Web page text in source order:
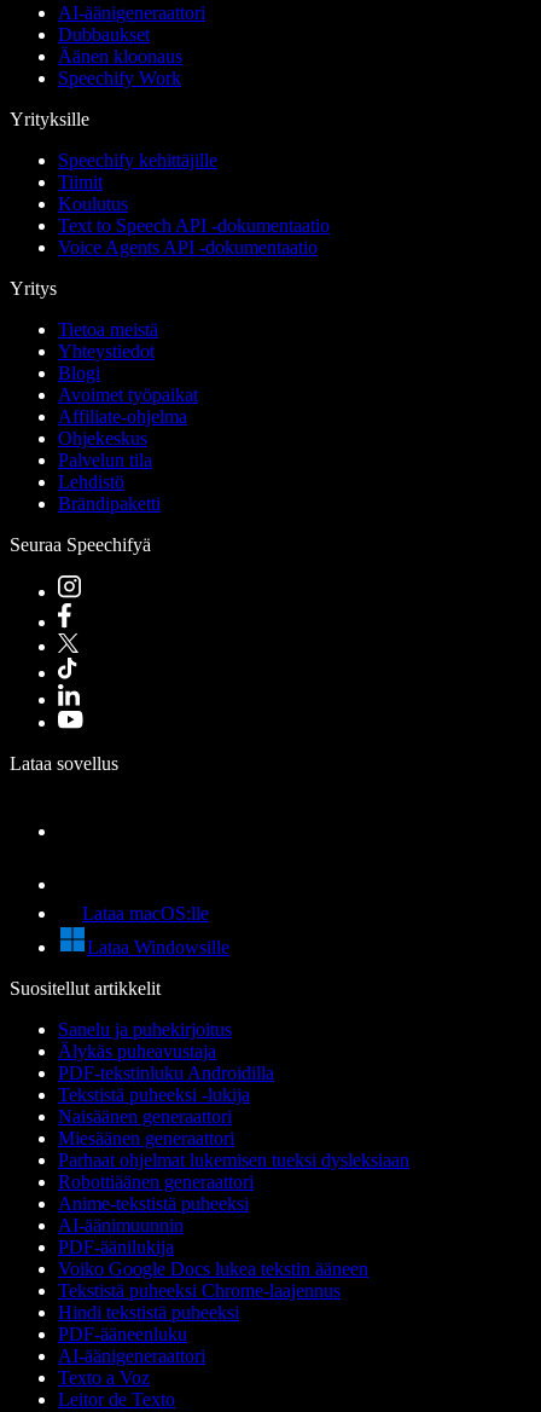
AI-äänigeneraattori
Dubbaukset
Äänen kloonaus
Speechify Work
Yrityksille
Speechify kehittäjille
Tiimit
Koulutus
Text to Speech API -dokumentaatio
Voice Agents API -dokumentaatio
Yritys
Tietoa meistä
Yhteystiedot
Blogi
Avoimet työpaikat
Affiliate-ohjelma
Ohjekeskus
Palvelun tila
Lehdistö
Brändipaketti
Seuraa Speechifyä
Lataa sovellus
Lataa macOS:lle
Lataa Windowsille
Suositellut artikkelit
Sanelu ja puhekirjoitus
Älykäs puheavustaja
PDF-tekstinluku Androidilla
Tekstistä puheeksi -lukija
Naisäänen generaattori
Miesäänen generaattori
Parhaat ohjelmat lukemisen tueksi dysleksiaan
Robottiäänen generaattori
Anime-tekstistä puheeksi
AI-äänimuunnin
PDF-äänilukija
Voiko Google Docs lukea tekstin ääneen
Tekstistä puheeksi Chrome-laajennus
Hindi tekstistä puheeksi
PDF-ääneenluku
AI-äänigeneraattori
Texto a Voz
Leitor de Texto